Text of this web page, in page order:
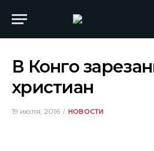
В Конго
христиан
19 июля, 2016 НОВОСТИ